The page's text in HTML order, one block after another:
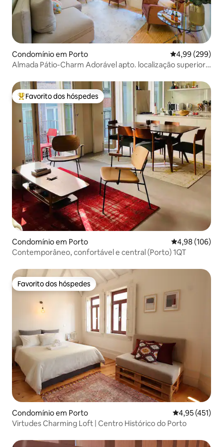
Condomínio em Porto Classificação
4,99 (299)
Almada Pátio-Charm Adorável apto. localização superior
Favoritos dos hóspedes mais apreciados
Favorito dos hóspedes
Condomínio em Porto Classificação
4,98 (106)
Contemporâneo, confortável e central (Porto) 1QT
Favorito dos hóspedes
Favorito dos hóspedes
Condomínio em Porto Classificação
4,95 (451)
Virtudes Charming Loft | Centro Histórico do Porto